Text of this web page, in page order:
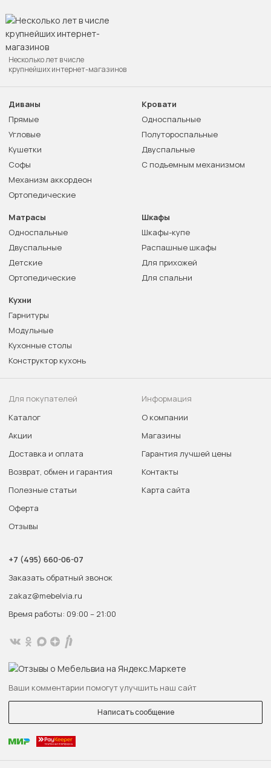
Несколько лет в числе
крупнейших интернет-магазинов
Диваны
Прямые
Угловые
Кушетки
Софы
Механизм аккордеон
Ортопедические
Кровати
Односпальные
Полутороспальные
Двуспальные
С подъемным механизмом
Матрасы
Односпальные
Двуспальные
Детские
Ортопедические
Шкафы
Шкафы-купе
Распашные шкафы
Для прихожей
Для спальни
Кухни
Гарнитуры
Модульные
Кухонные столы
Конструктор кухонь
Для покупателей
Каталог
Акции
Доставка и оплата
Возврат, обмен и гарантия
Полезные статьи
Оферта
Отзывы
Информация
О компании
Магазины
Гарантия лучшей цены
Контакты
Карта сайта
+7 (495) 660-06-07
Заказать обратный звонок
zakaz@mebelvia.ru
Время работы: 09:00 – 21:00
Ваши комментарии помогут улучшить наш сайт
Написать сообщение